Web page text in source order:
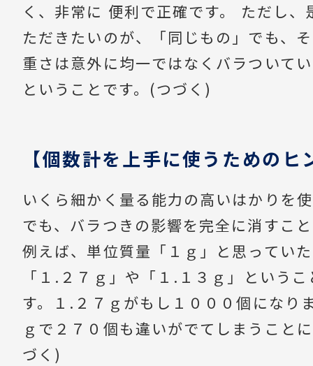
く、非常に 便利で正確です。 ただし、
ただきたいのが、「同じもの」でも、
重さは意外に均一ではなくバラついて
ということです。(つづく)
【個数計を上手に使うためのヒ
いくら細かく量る能力の高いはかりを
でも、バラつきの影響を完全に消すこ
例えば、単位質量「１ｇ」と思ってい
「１.２７ｇ」や「１.１３ｇ」という
す。１.２７ｇがもし１０００個になり
ｇで２７０個も違いがでてしまうこと
づく)